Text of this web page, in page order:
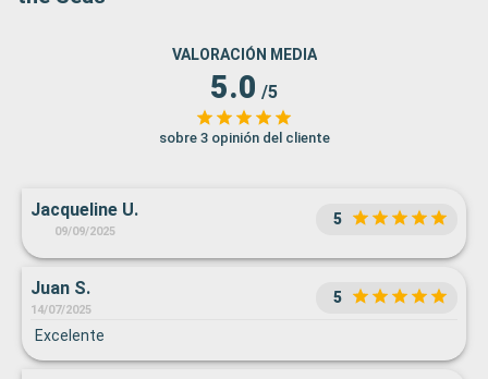
VALORACIÓN MEDIA
5.0 /5
sobre 3 opinión del cliente
Jacqueline U.
09/09/2025
5
Juan S.
14/07/2025
5
Excelente